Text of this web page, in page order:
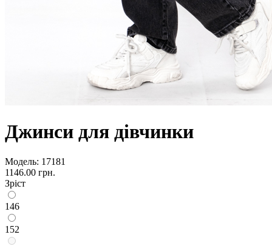
Джинси для дівчинки
Модель: 17181
1146.00 грн.
Зріст
146
152